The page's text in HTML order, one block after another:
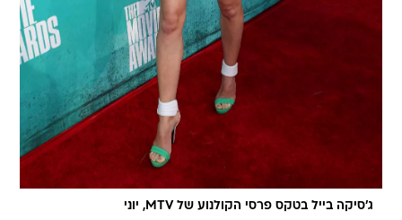
ג'סיקה בייל בטקס פרסי הקולנוע של MTV, יוני